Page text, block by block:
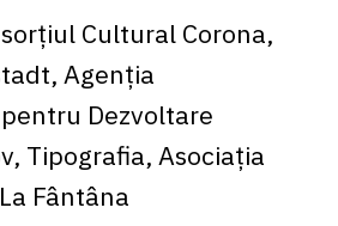
Cultural Corona,
Agenția
Dezvoltare
Tipografia, Asociația
Fântâna